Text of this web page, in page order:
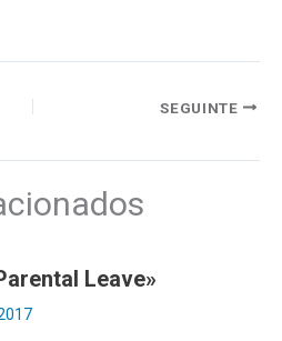
SEGUINTE
Leave»